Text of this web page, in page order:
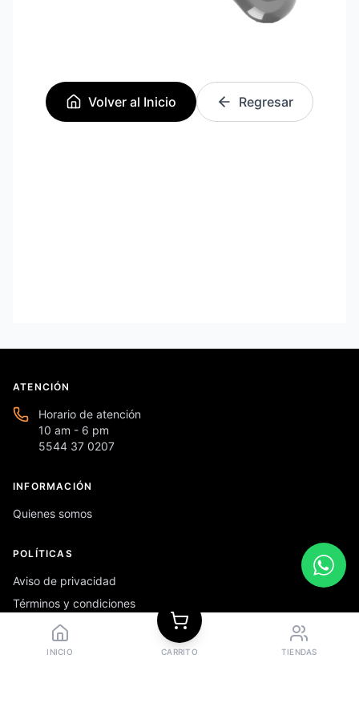
Volver al Inicio Regresar
INICIO CARRITO TIENDAS
ATENCIÓN
Horario de atención
10 am - 6 pm
5544 37 0207
INFORMACIÓN
Quienes somos
POLÍTICAS
Aviso de privacidad
Términos y condiciones
Preguntas frecuentes